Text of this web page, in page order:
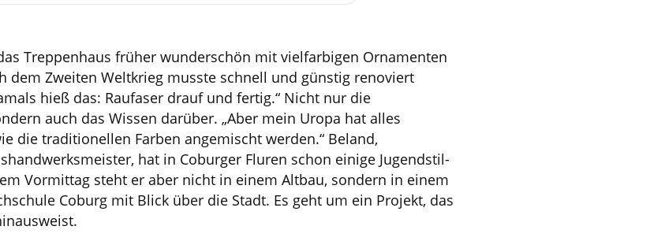
Treppenhaus früher wunderschön mit vielfarbigen Ornamenten
dem Zweiten Weltkrieg musste schnell und günstig renoviert
hieß das: Raufaser drauf und fertig.“ Nicht nur die
auch das Wissen darüber. „Aber mein Uropa hat alles
die traditionellen Farben angemischt werden.“ Beland,
hat in Coburger Fluren schon einige Jugendstil-
Vormittag steht er aber nicht in einem Altbau, sondern in einem
Coburg mit Blick über die Stadt. Es geht um ein Projekt, das